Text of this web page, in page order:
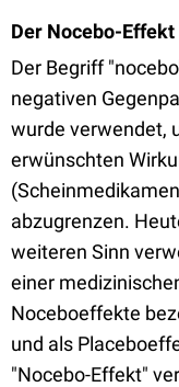
Der Nocebo-Effekt
Der Begriff
negativen
wurde verwendet,
erwünschten
abzugrenzen.
weiteren Sinn
einer
Noceboeffekte
und als
"Nocebo-Effekt"